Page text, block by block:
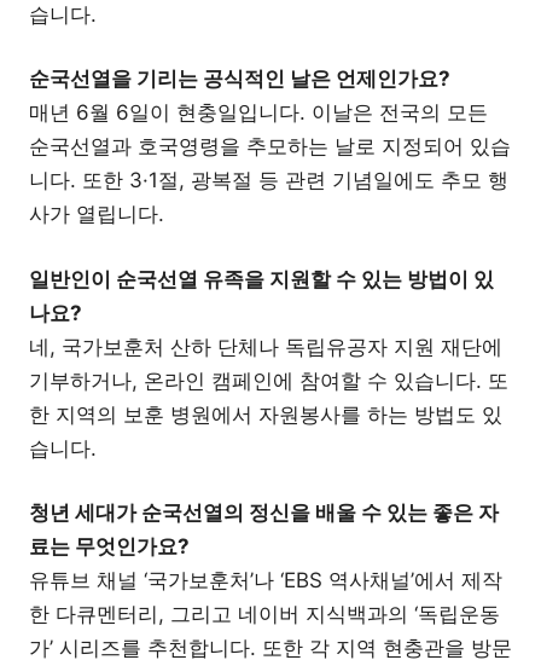
습니다.
순국선열을 기리는 공식적인 날은 언제인가요?
매년 6월 6일이 현충일입니다. 이날은 전국의 모든
순국선열과 호국영령을 추모하는 날로 지정되어 있습
니다. 또한 3·1절, 광복절 등 관련 기념일에도 추모 행
사가 열립니다.
일반인이 순국선열 유족을 지원할 수 있는 방법이 있
나요?
네, 국가보훈처 산하 단체나 독립유공자 지원 재단에
기부하거나, 온라인 캠페인에 참여할 수 있습니다. 또
한 지역의 보훈 병원에서 자원봉사를 하는 방법도 있
습니다.
청년 세대가 순국선열의 정신을 배울 수 있는 좋은 자
료는 무엇인가요?
유튜브 채널 ‘국가보훈처’나 ‘EBS 역사채널’에서 제작
한 다큐멘터리, 그리고 네이버 지식백과의 ‘독립운동
가’ 시리즈를 추천합니다. 또한 각 지역 현충관을 방문